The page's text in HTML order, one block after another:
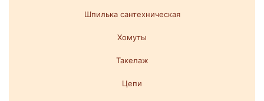
Шпилька сантехническая
Хомуты
Такелаж
Цепи